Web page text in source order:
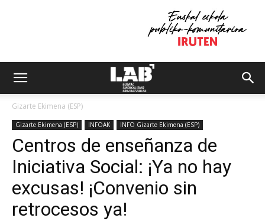
Gizarte Ekimena (ESP)
Gizarte Ekimena (ESP) INFOAK INFO Gizarte Ekimena (ESP)
Centros de enseñanza de
Iniciativa Social: ¡Ya no hay
excusas! ¡Convenio sin
retrocesos ya!